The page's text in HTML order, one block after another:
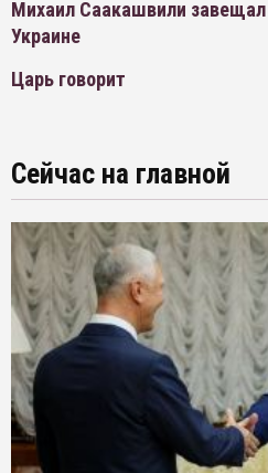
Михаил Саакашвили завещал
Украине
Царь говорит
Сейчас на главной